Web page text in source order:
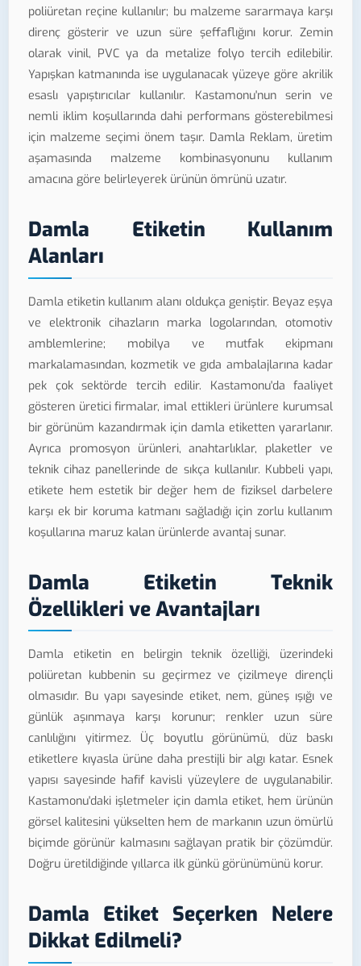
poliüretan reçine kullanılır; bu malzeme sararmaya karşı
direnç gösterir ve uzun süre şeffaflığını korur. Zemin
olarak vinil, PVC ya da metalize folyo tercih edilebilir.
Yapışkan katmanında ise uygulanacak yüzeye göre akrilik
esaslı yapıştırıcılar kullanılır. Kastamonu'nun serin ve
nemli iklim koşullarında dahi performans gösterebilmesi
için malzeme seçimi önem taşır. Damla Reklam, üretim
aşamasında malzeme kombinasyonunu kullanım
amacına göre belirleyerek ürünün ömrünü uzatır.
Damla Etiketin Kullanım
Alanları
Damla etiketin kullanım alanı oldukça geniştir. Beyaz eşya
ve elektronik cihazların marka logolarından, otomotiv
amblemlerine; mobilya ve mutfak ekipmanı
markalamasından, kozmetik ve gıda ambalajlarına kadar
pek çok sektörde tercih edilir. Kastamonu'da faaliyet
gösteren üretici firmalar, imal ettikleri ürünlere kurumsal
bir görünüm kazandırmak için damla etiketten yararlanır.
Ayrıca promosyon ürünleri, anahtarlıklar, plaketler ve
teknik cihaz panellerinde de sıkça kullanılır. Kubbeli yapı,
etikete hem estetik bir değer hem de fiziksel darbelere
karşı ek bir koruma katmanı sağladığı için zorlu kullanım
koşullarına maruz kalan ürünlerde avantaj sunar.
Damla Etiketin Teknik
Özellikleri ve Avantajları
Damla etiketin en belirgin teknik özelliği, üzerindeki
poliüretan kubbenin su geçirmez ve çizilmeye dirençli
olmasıdır. Bu yapı sayesinde etiket, nem, güneş ışığı ve
günlük aşınmaya karşı korunur; renkler uzun süre
canlılığını yitirmez. Üç boyutlu görünümü, düz baskı
etiketlere kıyasla ürüne daha prestijli bir algı katar. Esnek
yapısı sayesinde hafif kavisli yüzeylere de uygulanabilir.
Kastamonu'daki işletmeler için damla etiket, hem ürünün
görsel kalitesini yükselten hem de markanın uzun ömürlü
biçimde görünür kalmasını sağlayan pratik bir çözümdür.
Doğru üretildiğinde yıllarca ilk günkü görünümünü korur.
Damla Etiket Seçerken Nelere
Dikkat Edilmeli?